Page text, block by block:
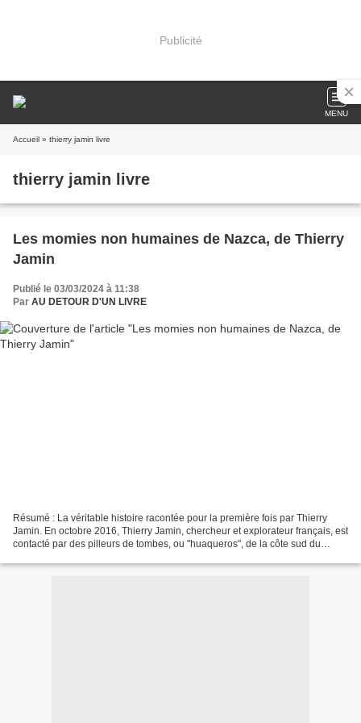
Publicité
MENU
Accueil » thierry jamin livre
thierry jamin livre
Les momies non humaines de Nazca, de Thierry
Jamin
Publié le 03/03/2024 à 11:38
Par AU DETOUR D'UN LIVRE
Résumé : La véritable histoire racontée pour la première fois par Thierry
Jamin. En octobre 2016, Thierry Jamin, chercheur et explorateur français, est
contacté par des pilleurs de tombes, ou "huaqueros", de la côte sud du